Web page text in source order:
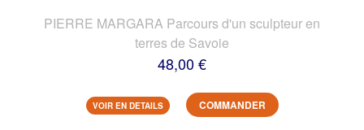
PIERRE MARGARA Parcours d'un sculpteur en
terres de Savoie
48,00 €
VOIR EN DETAILS COMMANDER